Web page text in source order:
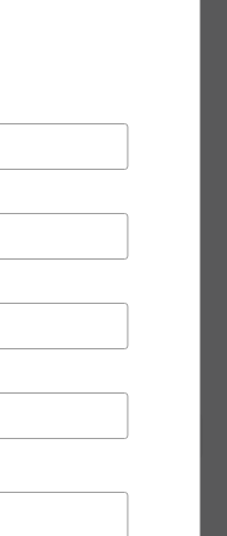
CHAMBERY
Avis clients
Équipe